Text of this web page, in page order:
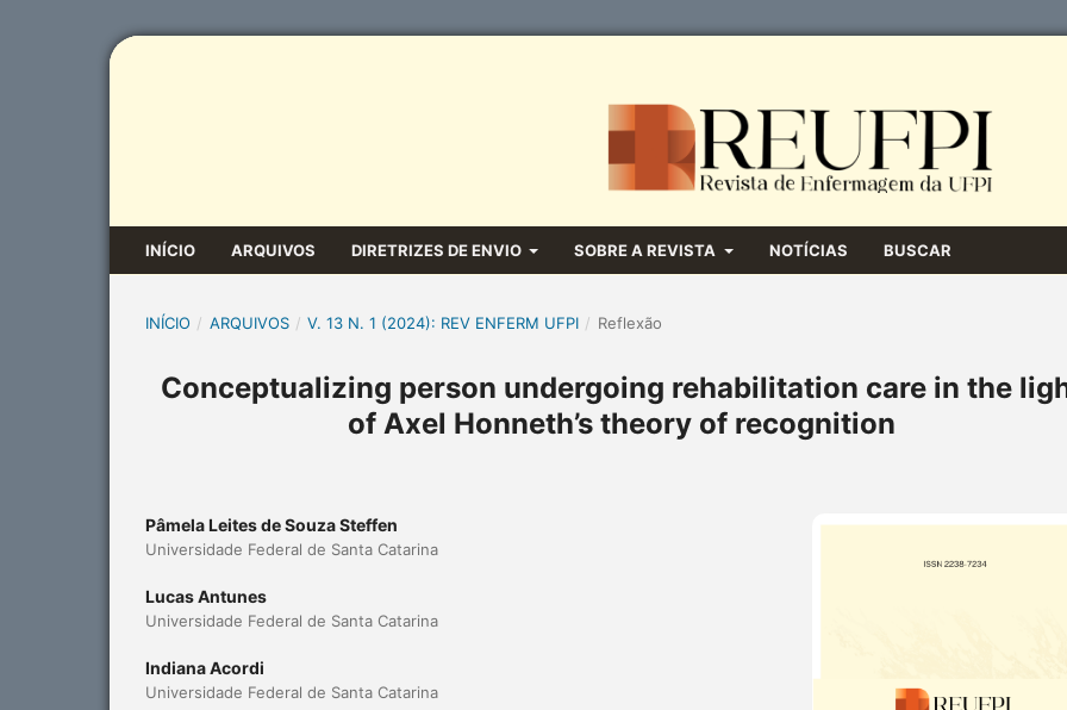
INÍCIO ARQUIVOS DIRETRIZES DE ENVIO SOBRE A REVISTA NOTÍCIAS BUSCAR
INÍCIO / ARQUIVOS / V. 13 N. 1 (2024): REV ENFERM UFPI / Reflexão
Conceptualizing person undergoing rehabilitation care in the
of Axel Honneth’s theory of recognition
Pâmela Leites de Souza Steffen
Universidade Federal de Santa Catarina
Lucas Antunes
Universidade Federal de Santa Catarina
Indiana Acordi
Universidade Federal de Santa Catarina